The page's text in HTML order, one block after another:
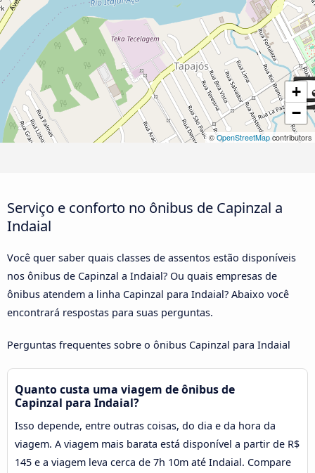
+
−
©OpenStreetMap contributors
Serviço e conforto no ônibus de Capinzal a
Indaial
Você quer saber quais classes de assentos estão disponíveis
nos ônibus de Capinzal a Indaial? Ou quais empresas de
ônibus atendem a linha Capinzal para Indaial? Abaixo você
encontrará respostas para suas perguntas.
Perguntas frequentes sobre o ônibus Capinzal para Indaial
Quanto custa uma viagem de ônibus de
Capinzal para Indaial?
Isso depende, entre outras coisas, do dia e da hora da
viagem. A viagem mais barata está disponível a partir de R$
145 e a viagem leva cerca de 7h 10m até Indaial. Compare